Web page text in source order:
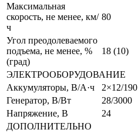
Максимальная
скорость, не менее, км/
ч
80
Угол преодолеваемого
подъема, не менее, %
(град)
18 (10)
ЭЛЕКТРООБОРУДОВАНИЕ
Аккумуляторы, В/А·ч
2×12/190
Генератор, В/Вт
28/3000
Напряжение, B
24
ДОПОЛНИТЕЛЬНО